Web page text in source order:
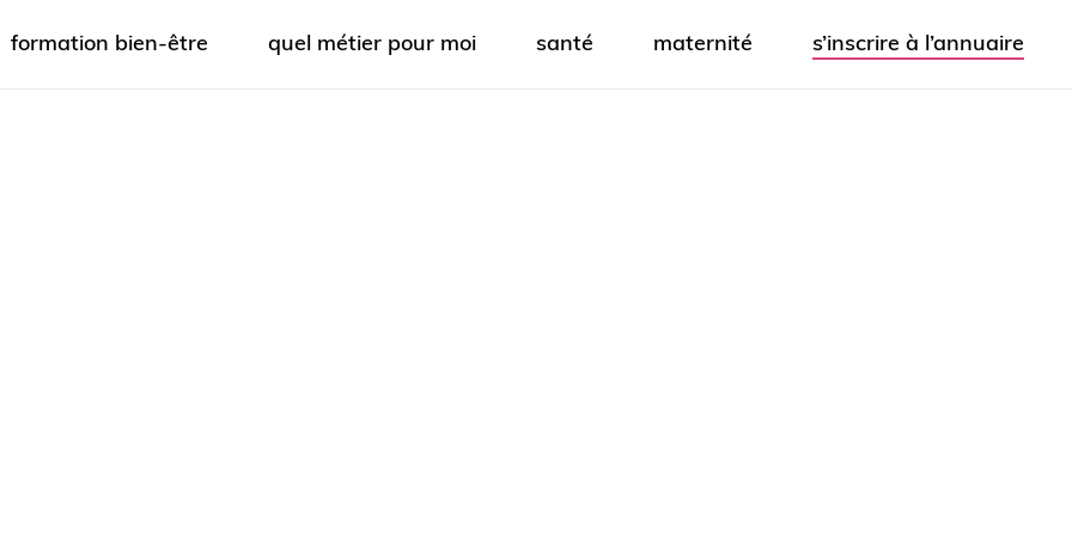
formation bien-être quel métier pour moi santé maternité s’inscrire à l’annuaire